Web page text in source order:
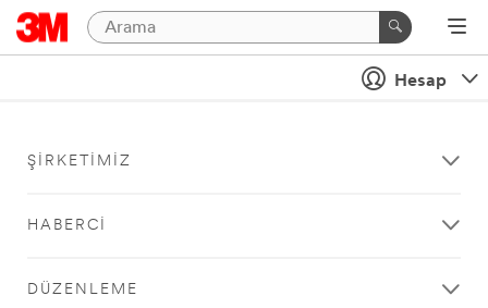
Hesap
ŞIRKETIMIZ
HABERCI
DÜZENLEME